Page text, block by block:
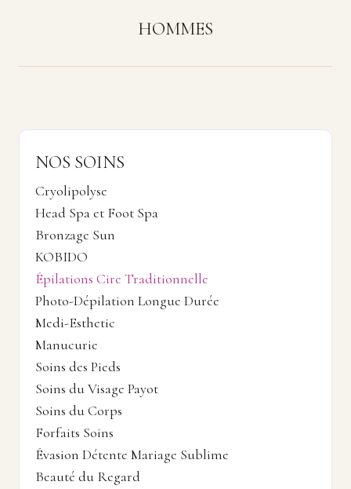
NOS SOINS
Cryolipolyse
Head Spa et Foot Spa
Bronzage Sun
KOBIDO
Épilations Cire Traditionnelle
Photo-Dépilation Longue Durée
Medi-Esthetic
Manucurie
Soins des Pieds
Soins du Visage Payot
Soins du Corps
Forfaits Soins
Évasion Détente Mariage Sublime
Beauté du Regard
HOMMES